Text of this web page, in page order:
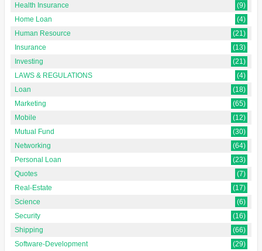
Health Insurance
(9)
Home Loan
(4)
Human Resource
(21)
Insurance
(13)
Investing
(21)
LAWS & REGULATIONS
(4)
Loan
(18)
Marketing
(65)
Mobile
(12)
Mutual Fund
(30)
Networking
(64)
Personal Loan
(23)
Quotes
(7)
Real-Estate
(17)
Science
(6)
Security
(16)
Shipping
(66)
Software-Development
(29)